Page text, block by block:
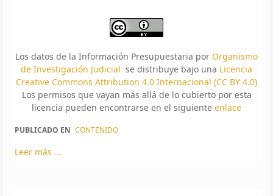
Los datos de la Información Presupuestaria por Organismo
de Investigación Judicial se distribuye bajo una Licencia
Creative Commons Attribution 4.0 Internacional (CC BY 4.0)
Los permisos que vayan más allá de lo cubierto por esta
licencia pueden encontrarse en el siguiente enlace
PUBLICADO EN CONTENIDO
Leer más ...